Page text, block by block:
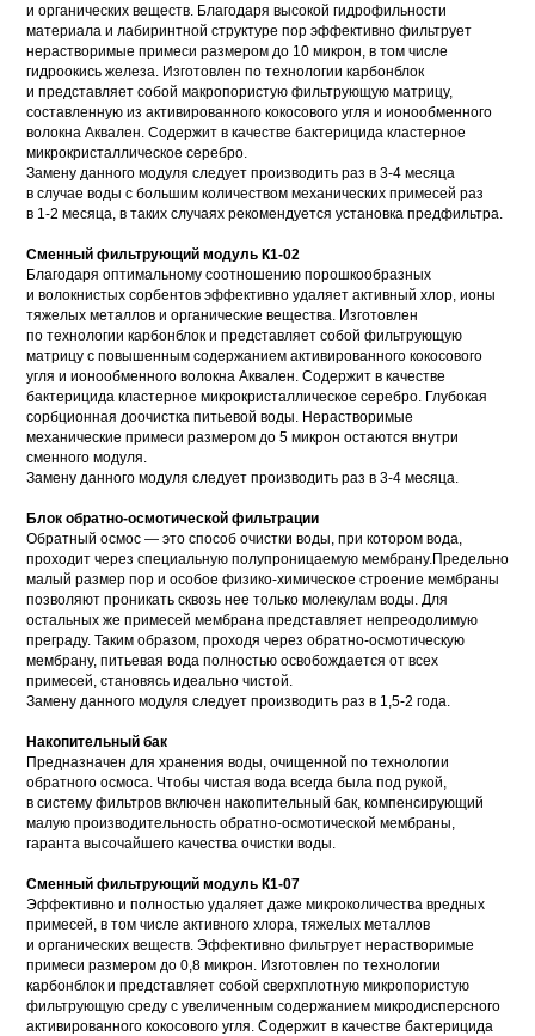
и органических веществ. Благодаря высокой гидрофильности
материала и лабиринтной структуре пор эффективно фильтрует
нерастворимые примеси размером до 10 микрон, в том числе
гидроокись железа. Изготовлен по технологии карбонблок
и представляет собой макропористую фильтрующую матрицу,
составленную из активированного кокосового угля и ионообменного
волокна Аквален. Содержит в качестве бактерицида кластерное
микрокристаллическое серебро.
Замену данного модуля следует производить раз в 3-4 месяца
в случае воды с большим количеством механических примесей раз
в 1-2 месяца, в таких случаях рекомендуется установка предфильтра.
Сменный фильтрующий модуль К1-02
Благодаря оптимальному соотношению порошкообразных
и волокнистых сорбентов эффективно удаляет активный хлор, ионы
тяжелых металлов и органические вещества. Изготовлен
по технологии карбонблок и представляет собой фильтрующую
матрицу с повышенным содержанием активированного кокосового
угля и ионообменного волокна Аквален. Содержит в качестве
бактерицида кластерное микрокристаллическое серебро. Глубокая
сорбционная доочистка питьевой воды. Нерастворимые
механические примеси размером до 5 микрон остаются внутри
сменного модуля.
Замену данного модуля следует производить раз в 3-4 месяца.
Блок обратно-осмотической фильтрации
Обратный осмос — это способ очистки воды, при котором вода,
проходит через специальную полупроницаемую мембрану.Предельно
малый размер пор и особое физико-химическое строение мембраны
позволяют проникать сквозь нее только молекулам воды. Для
остальных же примесей мембрана представляет непреодолимую
преграду. Таким образом, проходя через обратно-осмотическую
мембрану, питьевая вода полностью освобождается от всех
примесей, становясь идеально чистой.
Замену данного модуля следует производить раз в 1,5-2 года.
Накопительный бак
Предназначен для хранения воды, очищенной по технологии
обратного осмоса. Чтобы чистая вода всегда была под рукой,
в систему фильтров включен накопительный бак, компенсирующий
малую производительность обратно-осмотической мембраны,
гаранта высочайшего качества очистки воды.
Сменный фильтрующий модуль К1-07
Эффективно и полностью удаляет даже микроколичества вредных
примесей, в том числе активного хлора, тяжелых металлов
и органических веществ. Эффективно фильтрует нерастворимые
примеси размером до 0,8 микрон. Изготовлен по технологии
карбонблок и представляет собой сверхплотную микропористую
фильтрующую среду с увеличенным содержанием микродисперсного
активированного кокосового угля. Содержит в качестве бактерицида